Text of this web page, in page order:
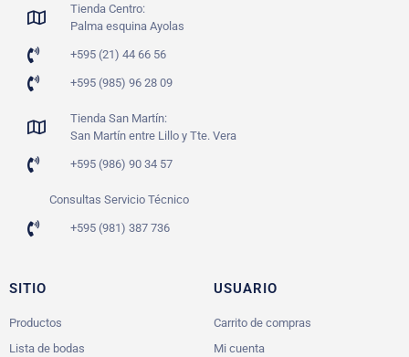
Tienda Centro:
Palma esquina Ayolas
+595 (21) 44 66 56
+595 (985) 96 28 09
Tienda San Martín:
San Martín entre Lillo y Tte. Vera
+595 (986) 90 34 57
Consultas Servicio Técnico
+595 (981) 387 736
SITIO
Productos
Lista de bodas
USUARIO
Carrito de compras
Mi cuenta